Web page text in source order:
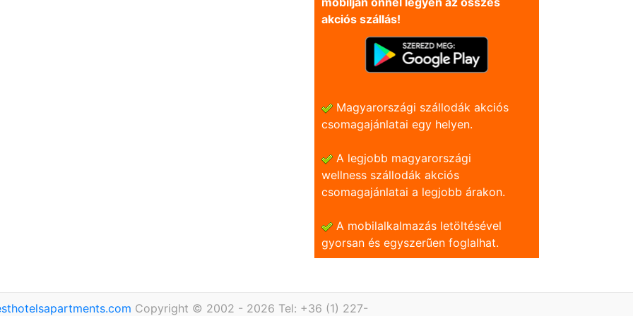
akciós szállás!
Magyarországi szállodák akciós
csomagajánlatai egy helyen.
A legjobb magyarországi
wellness szállodák akciós
csomagajánlatai a legjobb árakon.
A mobilalkalmazás letöltésével
gyorsan és egyszerũen foglalhat.
Copyright © 2002 - 2026 Tel: +36 (1) 227-